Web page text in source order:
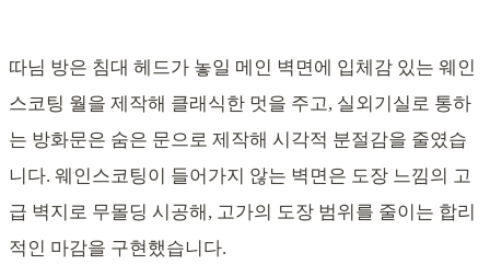
따님 방은 침대 헤드가 놓일 메인 벽면에 입체감 있는 웨인
스코팅 월을 제작해 클래식한 멋을 주고, 실외기실로 통하
는 방화문은 숨은 문으로 제작해 시각적 분절감을 줄였습
니다. 웨인스코팅이 들어가지 않는 벽면은 도장 느낌의 고
급 벽지로 무몰딩 시공해, 고가의 도장 범위를 줄이는 합리
적인 마감을 구현했습니다.